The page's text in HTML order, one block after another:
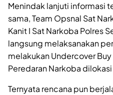
Menindak lanjuti informasi
sama, Team Opsnal Sat
Kanit I Sat Narkoba Polres
langsung melaksanakan
melakukan Undercover
Peredaran Narkoba
Ternyata rencana pun